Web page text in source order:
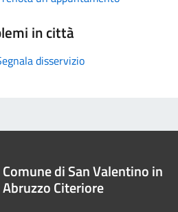
in città
disservizio
Comune di San Valentino in
Abruzzo Citeriore